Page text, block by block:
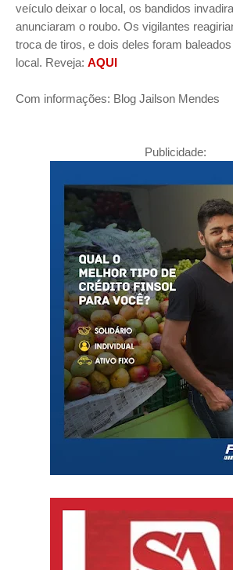
veículo deixar o local, os bandidos
anunciaram o roubo. Os vigilantes
troca de tiros, e dois deles foram
local. Reveja: AQUI
Com informações: Blog Jailson Mendes
Publicidade: